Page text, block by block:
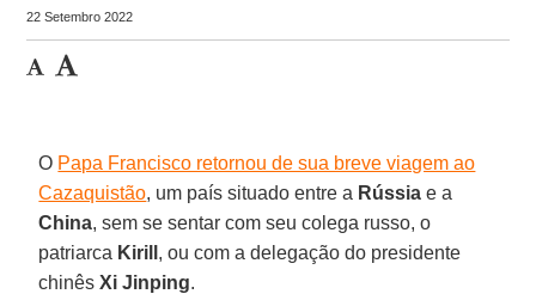
22 Setembro 2022
O Papa Francisco retornou de sua breve viagem ao
Cazaquistão, um país situado entre a Rússia e a
China, sem se sentar com seu colega russo, o
patriarca Kirill , ou com a delegação do presidente
chinêsXi Jinping.